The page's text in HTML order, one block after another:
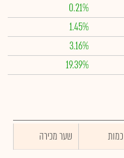
0.21%
1.45%
3.16%
19.39%
כמות
שער מכירה